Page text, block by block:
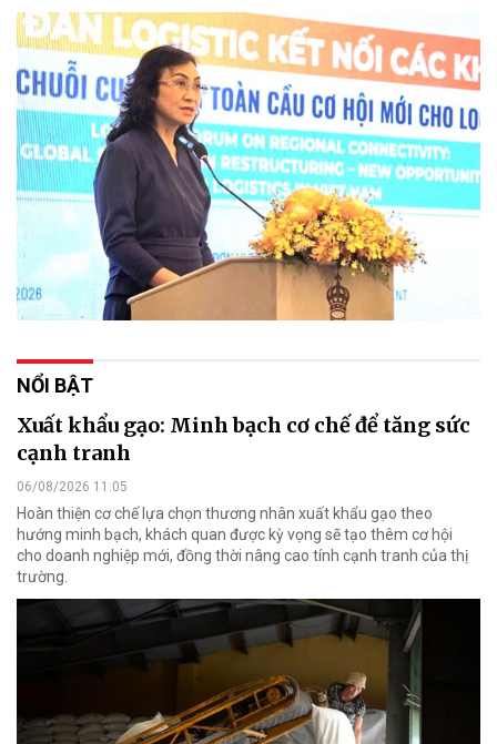
NỔI BẬT
Xuất khẩu gạo: Minh bạch cơ chế để tăng sức
cạnh tranh
06/08/2026 11:05
Hoàn thiện cơ chế lựa chọn thương nhân xuất khẩu gạo theo
hướng minh bạch, khách quan được kỳ vọng sẽ tạo thêm cơ hội
cho doanh nghiệp mới, đồng thời nâng cao tính cạnh tranh của thị
trường.